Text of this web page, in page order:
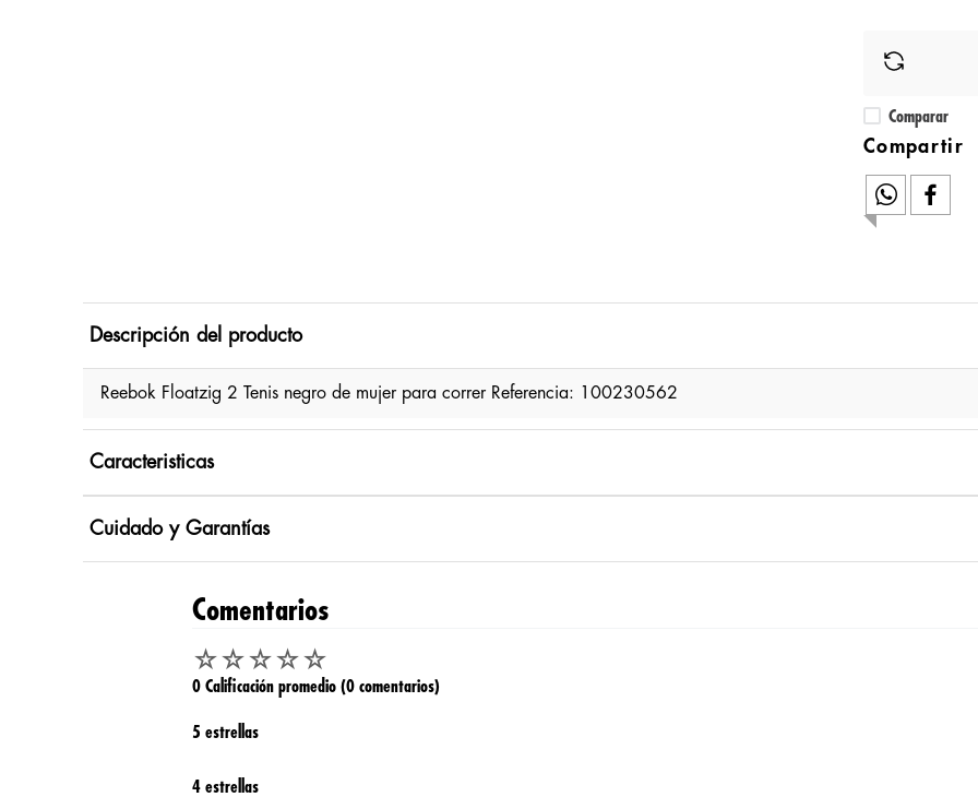
Comparar
Descripción del producto
Reebok Floatzig 2 Tenis negro de mujer para correr Referencia: 100230562
Caracteristicas
Cuidado y Garantías
Comentarios
☆☆☆☆☆
0 Calificación promedio (0 comentarios)
5 estrellas
4 estrellas